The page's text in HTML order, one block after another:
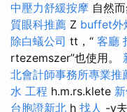
中壓力舒緩按摩 自然
質眼科推薦 Z buffet外
除白蟻公司 tt，“ 客廳
rtezemszer”也使用。
北會計師事務所專業推
水 工程 h.m.rs.klete
台胞證新北 h 找人 -v